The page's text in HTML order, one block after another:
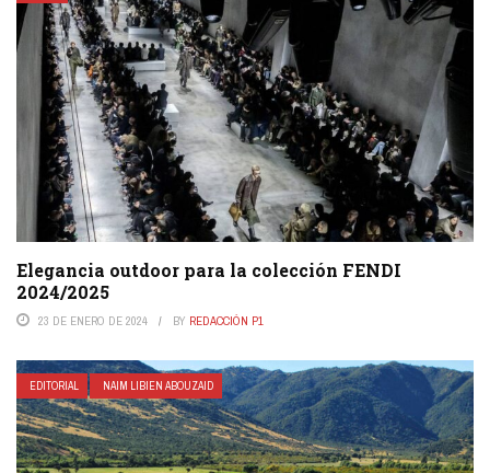
Elegancia outdoor para la colección FENDI
2024/2025
23 DE ENERO DE 2024 BY REDACCIÓN P1
EDITORIAL NAIM LIBIEN ABOUZAID